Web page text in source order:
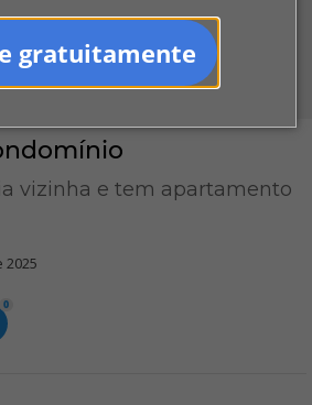
gratuitamente
vizinha e tem apartamento
2025
0